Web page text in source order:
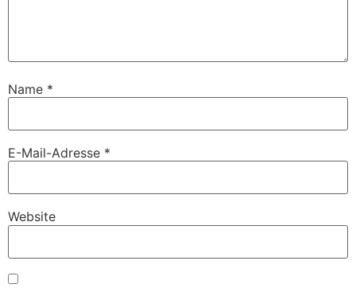
Name *
E-Mail-Adresse *
Website